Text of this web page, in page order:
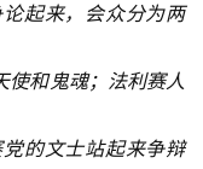
起来，会众分为两
使和鬼魂；法利赛人
的文士站起来争辩